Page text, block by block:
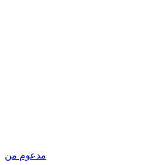
مدعوم من